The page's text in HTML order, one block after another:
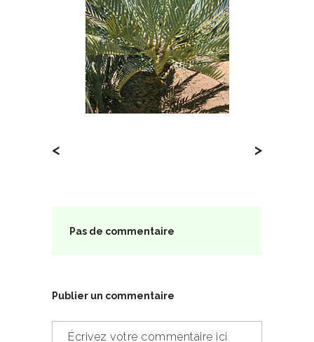
< >
Pas de commentaire
Publier un commentaire